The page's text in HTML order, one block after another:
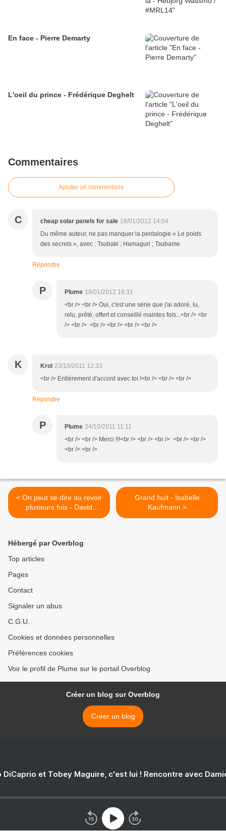
En face - Pierre Demarty
L'oeil du prince - Frédérique Deghelt
Commentaires
Ajouter un commentaire
C cheap solar panels for sale 18/01/2012 14:04
Du même auteur, ne pas manquer la pentalogie « Le poids
des secrets », avec : Tsubaki ; Hamaguri ; Tsubame
Répondre
P Plume 18/01/2012 18:31
<br /> <br /> Oui, c'est une série que j'ai adoré, lu,
relu, prêté, offert et conseillé maintes fois...<br /> <br
/> <br /> <br /> <br /> <br /> <br />
K Krol 23/10/2011 12:33
<br /> Entièrement d'accord avec toi !<br /> <br /> <br />
Répondre
P Plume 24/10/2011 11:11
<br /> <br /> Merci !!!<br /> <br /> <br /> <br /> <br />
<br /> <br />
< On peut se dire au revoir
plusieurs fois - David
Servan-Schreiber
Grand huit - Isabelle
Kaufmann >
Hébergé par Overblog
Top articles
Pages
Contact
Signaler un abus
C.G.U.
Cookies et données personnelles
Préférences cookies
Voir le profil de Plume sur le portail Overblog
Créer un blog sur Overblog
Créer un blog
DiCaprio et Tobey Maguire, c'est lui ! Rencontre avec